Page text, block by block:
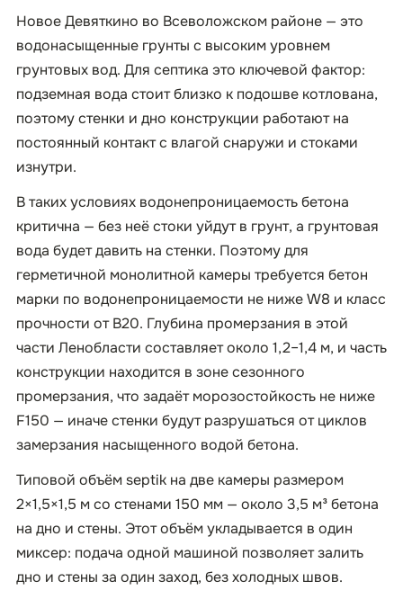
Новое Девяткино во Всеволожском районе — это
водонасыщенные грунты с высоким уровнем
грунтовых вод. Для септика это ключевой фактор:
подземная вода стоит близко к подошве котлована,
поэтому стенки и дно конструкции работают на
постоянный контакт с влагой снаружи и стоками
изнутри.
В таких условиях водонепроницаемость бетона
критична — без неё стоки уйдут в грунт, а грунтовая
вода будет давить на стенки. Поэтому для
герметичной монолитной камеры требуется бетон
марки по водонепроницаемости не ниже W8 и класс
прочности от B20. Глубина промерзания в этой
части Ленобласти составляет около 1,2–1,4 м, и часть
конструкции находится в зоне сезонного
промерзания, что задаёт морозостойкость не ниже
F150 — иначе стенки будут разрушаться от циклов
замерзания насыщенного водой бетона.
Типовой объём septik на две камеры размером
2×1,5×1,5 м со стенами 150 мм — около 3,5 м³ бетона
на дно и стены. Этот объём укладывается в один
миксер: подача одной машиной позволяет залить
дно и стены за один заход, без холодных швов.